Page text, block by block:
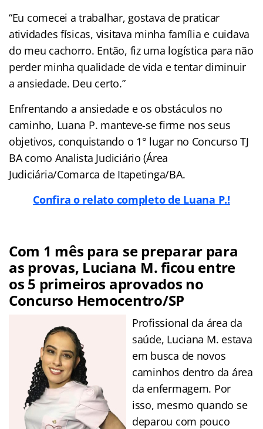
“Eu comecei a trabalhar, gostava de praticar
atividades físicas, visitava minha família e cuidava
do meu cachorro. Então, fiz uma logística para não
perder minha qualidade de vida e tentar diminuir
a ansiedade. Deu certo.”
Enfrentando a ansiedade e os obstáculos no
caminho, Luana P. manteve-se firme nos seus
objetivos, conquistando o 1° lugar no Concurso TJ
BA como Analista Judiciário (Área
Judiciária/Comarca de Itapetinga/BA.
Confira o relato completo de Luana P.!
Com 1 mês para se preparar para
as provas, Luciana M. ficou entre
os 5 primeiros aprovados no
Concurso Hemocentro/SP
Profissional da área da
saúde, Luciana M. estava
em busca de novos
caminhos dentro da área
da enfermagem. Por
isso, mesmo quando se
deparou com pouco